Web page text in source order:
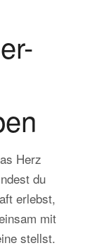
Herz
du
erlebst,
mit
stellst.